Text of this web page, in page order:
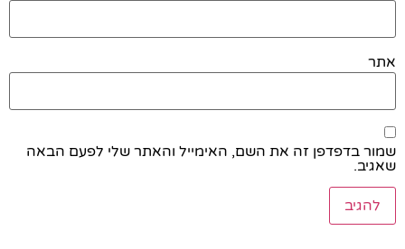
אתר
שמור בדפדפן זה את השם, האימייל והאתר שלי לפעם הבאה
שאגיב.